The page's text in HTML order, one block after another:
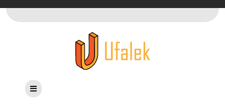
to
Open